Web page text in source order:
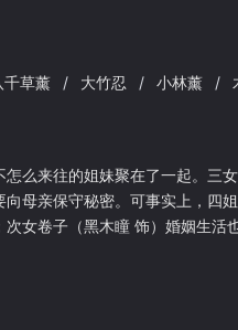
千草薰 / 大竹忍 / 小林薰 /
怎么来往的姐妹聚在了一起。三
向母亲保守秘密。可事实上，
次女卷子（黑木瞳 饰）婚姻生
激后晕倒在地。